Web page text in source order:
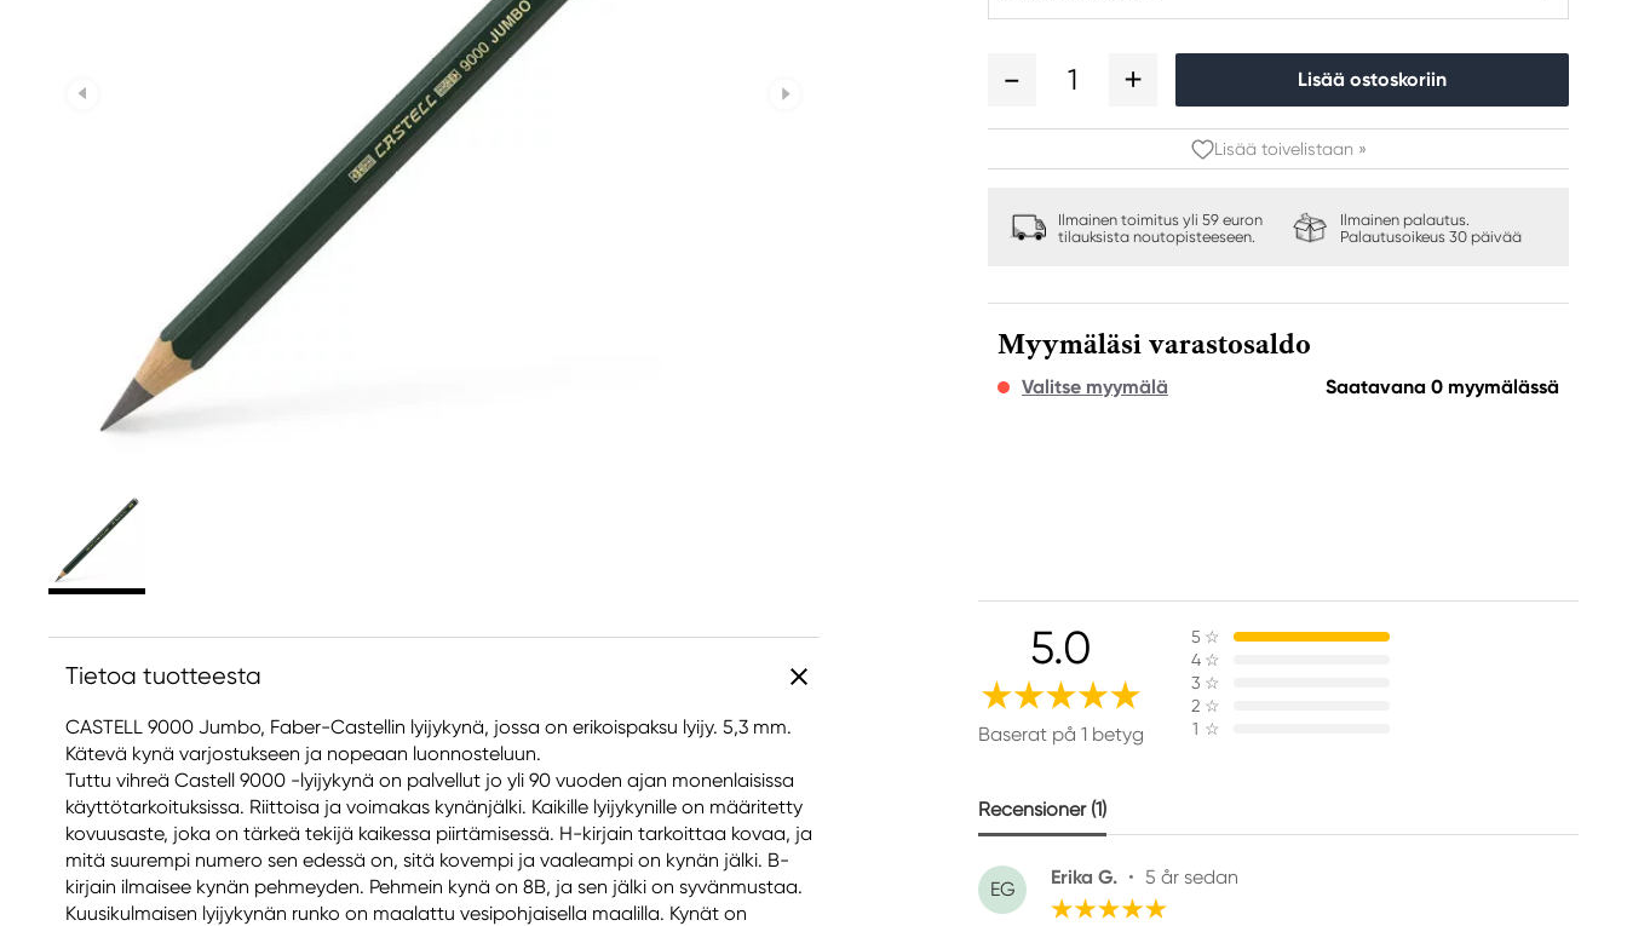
1 Lisää ostoskoriin
Lisää toivelistaan »
Ilmainen toimitus yli 59 euron
tilauksista noutopisteeseen.
Ilmainen palautus.
Palautusoikeus 30 päivää
Myymäläsi varastosaldo
Valitse myymälä Saatavana 0 myymälässä
Tietoa tuotteesta
CASTELL 9000 Jumbo, Faber-Castellin lyijykynä, jossa on erikoispaksu lyijy. 5,3 mm.
Kätevä kynä varjostukseen ja nopeaan luonnosteluun.
Tuttu vihreä Castell 9000 -lyijykynä on palvellut jo yli 90 vuoden ajan monenlaisissa
käyttötarkoituksissa. Riittoisa ja voimakas kynänjälki. Kaikille lyijykynille on määritetty
kovuusaste, joka on tärkeä tekijä kaikessa piirtämisessä. H-kirjain tarkoittaa kovaa, ja
mitä suurempi numero sen edessä on, sitä kovempi ja vaaleampi on kynän jälki. B-
kirjain ilmaisee kynän pehmeyden. Pehmein kynä on 8B, ja sen jälki on syvänmustaa.
Kuusikulmaisen lyijykynän runko on maalattu vesipohjaisella maalilla. Kynät on
5.0
Baserat på 1 betyg
5 ☆
4 ☆
3 ☆
2 ☆
1 ☆
Recensioner (1)
EG
Erika G. • 5 år sedan